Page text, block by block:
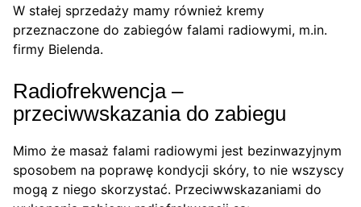
W stałej sprzedaży mamy również kremy
przeznaczone do zabiegów falami radiowymi, m.in.
firmy Bielenda.
Radiofrekwencja –
przeciwwskazania do zabiegu
Mimo że masaż falami radiowymi jest bezinwazyjnym
sposobem na poprawę kondycji skóry, to nie wszyscy
mogą z niego skorzystać. Przeciwwskazaniami do